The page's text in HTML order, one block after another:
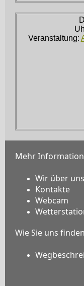
Veranstaltung:
Mehr
Wir über uns
Kontakte
Webcam
Wie Sie uns finden